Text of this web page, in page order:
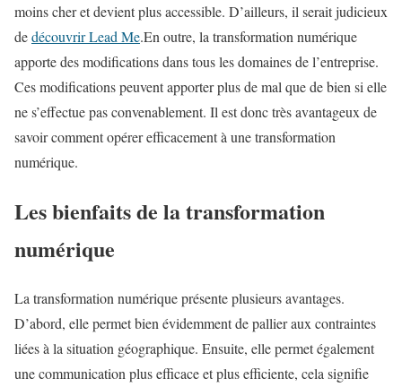
moins cher et devient plus accessible. D’ailleurs, il serait judicieux
dedécouvrir Lead Me.En outre, la transformation numérique
apporte des modifications dans tous les domaines de l’entreprise.
Ces modifications peuvent apporter plus de mal que de bien si elle
ne s’effectue pas convenablement. Il est donc très avantageux de
savoir comment opérer efficacement à une transformation
numérique.
Les bienfaits de la transformation
numérique
La transformation numérique présente plusieurs avantages.
D’abord, elle permet bien évidemment de pallier aux contraintes
liées à la situation géographique. Ensuite, elle permet également
une communication plus efficace et plus efficiente, cela signifie